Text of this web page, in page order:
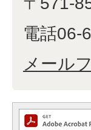
電話06-
メール